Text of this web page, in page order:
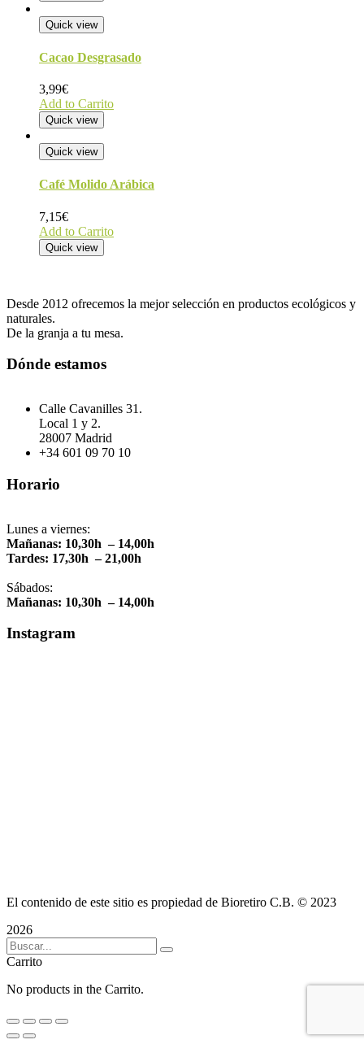
Quick view
Cacao Desgrasado
3,99€
Add to Carrito
Quick view
Quick view
Café Molido Arábica
7,15€
Add to Carrito
Quick view
Desde 2012 ofrecemos la mejor selección en productos ecológicos y
naturales.
De la granja a tu mesa.
Dónde estamos
Calle Cavanilles 31.
Local 1 y 2.
28007 Madrid
+34 601 09 70 10
Horario
Lunes a viernes:
Mañanas: 10,30h – 14,00h
Tardes: 17,30h – 21,00h
Sábados:
Mañanas: 10,30h – 14,00h
Instagram
El contenido de este sitio es propiedad de Bioretiro C.B. © 2023
2026
Carrito
No products in the Carrito.